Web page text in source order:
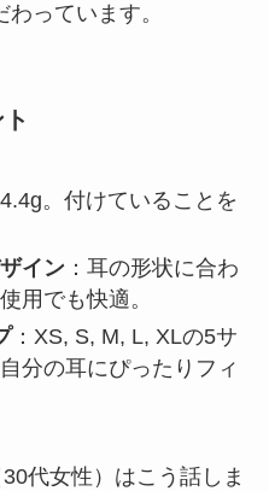
っています。
。付けていることを
イン：耳の形状に合わ
用でも快適。
：XS, S, M, L, XLの5サ
分の耳にぴったりフィ
代女性）はこう話しま